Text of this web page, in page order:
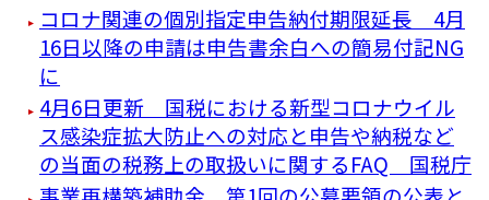
コロナ関連の個別指定申告納付期限延長 4月
16日以降の申請は申告書余白への簡易付記NG
に
4月6日更新 国税における新型コロナウイル
ス感染症拡大防止への対応と申告や納税など
の当面の税務上の取扱いに関するFAQ 国税庁